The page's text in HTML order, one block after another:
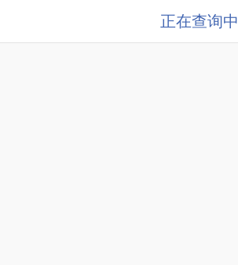
正在查询中